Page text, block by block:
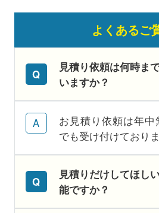
よくあるご
見積り依頼は何時ま
いますか？
お見積り依頼は年
でも受け付けておりま
見積りだけしてほし
能ですか？